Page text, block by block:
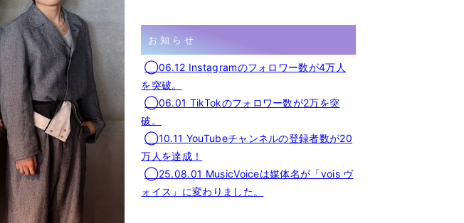
お知らせ
◯06.12 Instagramのフォロワー数が4万人
を突破。
◯06.01 TikTokのフォロワー数が2万を突
破。
◯10.11 YouTubeチャンネルの登録者数が20
万人を達成！
◯25.08.01 MusicVoiceは媒体名が「vois ヴ
ォイス」に変わりました。